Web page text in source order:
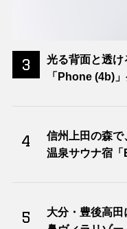
3
光る背面と透
「Phone (4b)
4
信州上田の森
温泉サウナ宿
5
大分・豊後高